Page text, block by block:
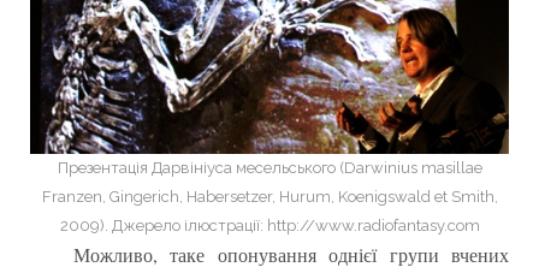
Презентація Дарвініуса месельського (Darwinius masillae
Franzen, Gingerich, Habersetzer, Hurum, Koenigswald et Smith,
2009). Джерело ілюстрації: http://www.radiofantasy.com
Можливо, таке опонування однієї групи вчених